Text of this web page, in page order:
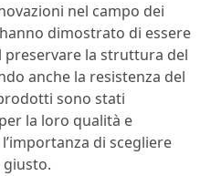
nel campo dei
dimostrato di essere
la struttura del
anche la resistenza del
sono stati
la loro qualità e
di scegliere